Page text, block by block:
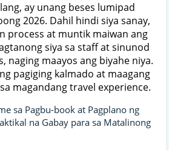
ay unang beses lumipad
2026. Dahil hindi siya sanay,
process at muntik maiwan ang
siya sa staff at sinunod
naging maayos ang biyahe niya.
pagiging kalmado at maagang
magandang travel experience.
sa Pagbu-book at Pagplano ng
na Gabay para sa Matalinong